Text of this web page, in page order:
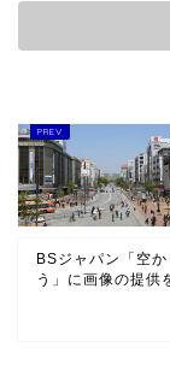
BSジャパン「空
う」に画像の提供